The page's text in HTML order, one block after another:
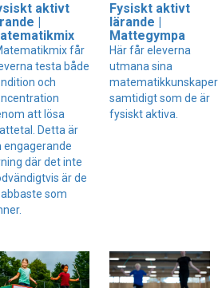
aktivt
|
får
testa både
och
att lösa
Detta är
engagerande
där det inte
är de
som
Fysiskt aktivt
lärande |
Mattegympa
Här får eleverna
utmana sina
matematikkunskaper
samtidigt som de är
fysiskt aktiva.